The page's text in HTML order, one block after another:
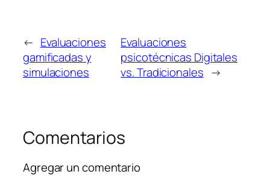
← Evaluaciones
gamificadas y
simulaciones
Evaluaciones
psicotécnicas Digitales
vs. Tradicionales →
Comentarios
Agregar un comentario